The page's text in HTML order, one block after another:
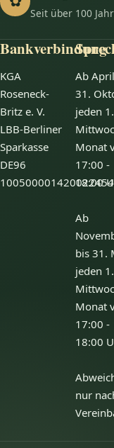
Seit über 100
Bankverbindung
KGA
Roseneck-
Britz e. V.
LBB-Berliner
Sparkasse
DE96
100500001420022454
Ab
31.
jeden
Monat
17:00 -
18:00
Ab
bis 31.
jeden 1.
Monat
17:00 -
18:00
nur